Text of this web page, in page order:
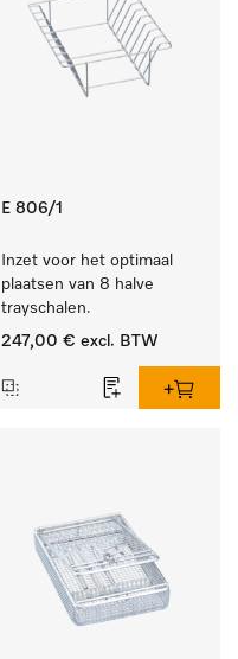
E 806/1
Inzet voor het optimaal
plaatsen van 8 halve
trayschalen.
247,00 € excl. BTW